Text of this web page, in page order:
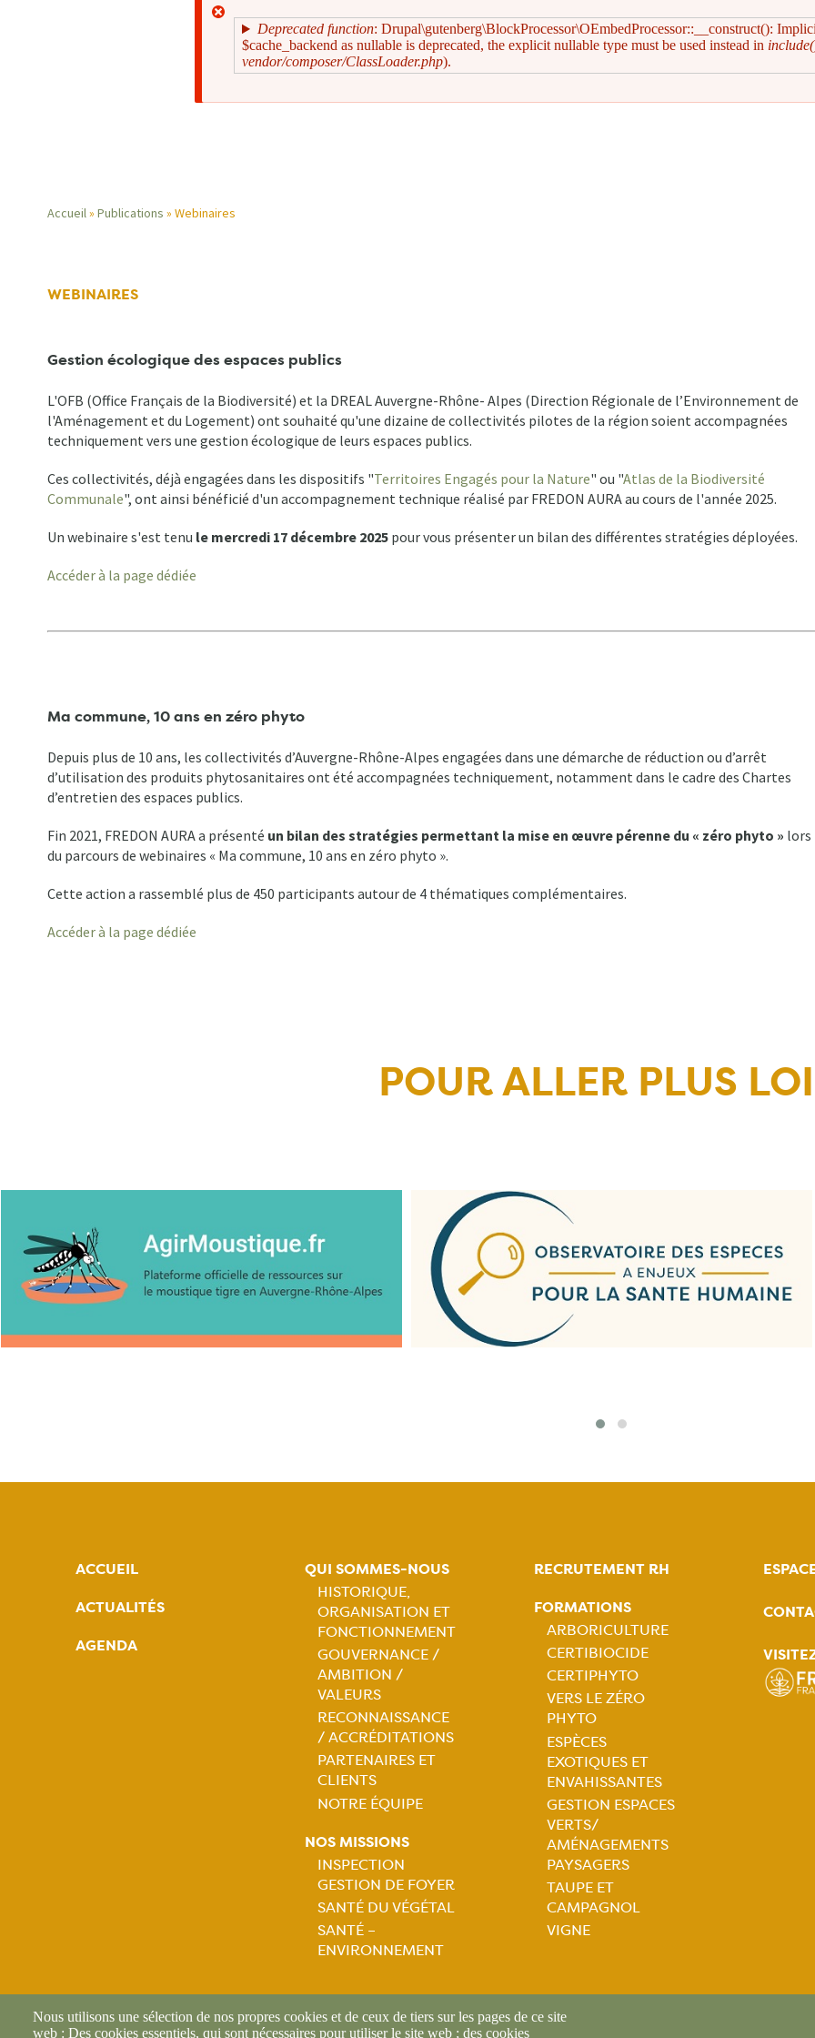
Message
d'erreur
Deprecated function: Drupal\gutenberg\BlockProcessor\OEmbedProcessor::__construct():
$cache_backend as nullable is deprecated, the explicit nullable type must be used instead in
vendor/composer/ClassLoader.php).
d'Ariane
Accueil Publications Webinaires
WEBINAIRES
Gestion écologique des espaces publics
L'OFB (Office Français de la Biodiversité) et la DREAL Auvergne-Rhône- Alpes (Direction Régionale de l’Environnement de
l'Aménagement et du Logement) ont souhaité qu'une dizaine de collectivités pilotes de la région soient accompagnées
techniquement vers une gestion écologique de leurs espaces publics.
Ces collectivités, déjà engagées dans les dispositifs "Territoires Engagés pour la Nature" ou "Atlas de la Biodiversité
Communale", ont ainsi bénéficié d'un accompagnement technique réalisé par FREDON AURA au cours de l'année 2025.
Un webinaire s'est tenu le mercredi 17 décembre 2025 pour vous présenter un bilan des différentes stratégies déployées.
Accéder à la page dédiée
Ma commune, 10 ans en zéro phyto
Depuis plus de 10 ans, les collectivités d’Auvergne-Rhône-Alpes engagées dans une démarche de réduction ou d’arrêt
d’utilisation des produits phytosanitaires ont été accompagnées techniquement, notamment dans le cadre des Chartes
d’entretien des espaces publics.
Fin 2021, FREDON AURA a présenté un bilan des stratégies permettant la mise en œuvre pérenne du « zéro phyto » lors
du parcours de webinaires « Ma commune, 10 ans en zéro phyto ».
Cette action a rassemblé plus de 450 participants autour de 4 thématiques complémentaires.
Accéder à la page dédiée
POUR ALLER PLUS
ACCUEIL
ACTUALITÉS
AGENDA
QUI SOMMES-NOUS
Navigation
principale
HISTORIQUE,
ORGANISATION ET
FONCTIONNEMENT
GOUVERNANCE /
AMBITION /
VALEURS
RECONNAISSANCE
/ ACCRÉDITATIONS
PARTENAIRES ET
CLIENTS
NOTRE ÉQUIPE
NOS MISSIONS
Navigation
principale
INSPECTION
GESTION DE FOYER
SANTÉ DU VÉGÉTAL
SANTÉ –
ENVIRONNEMENT
RECRUTEMENT RH
FORMATIONS
Navigation
principale
ARBORICULTURE
CERTIBIOCIDE
CERTIPHYTO
VERS LE ZÉRO
PHYTO
ESPÈCES
EXOTIQUES ET
ENVAHISSANTES
GESTION ESPACES
VERTS/
AMÉNAGEMENTS
PAYSAGERS
TAUPE ET
CAMPAGNOL
VIGNE
Nous utilisons une sélection de nos propres cookies et de ceux de tiers sur les pages de ce site
web : Des cookies essentiels, qui sont nécessaires pour utiliser le site web ; des cookies